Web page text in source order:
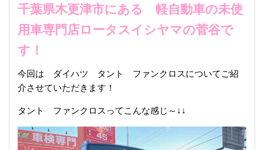
千葉県木更津市にある 軽自動車の未使
用車専門店ロータスイシヤマの菅谷で
す！
今回は ダイハツ タント ファンクロスについてご紹
介させていただきます！
タント ファンクロスってこんな感じ～↓↓